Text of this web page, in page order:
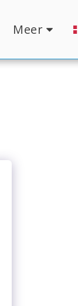
Meer